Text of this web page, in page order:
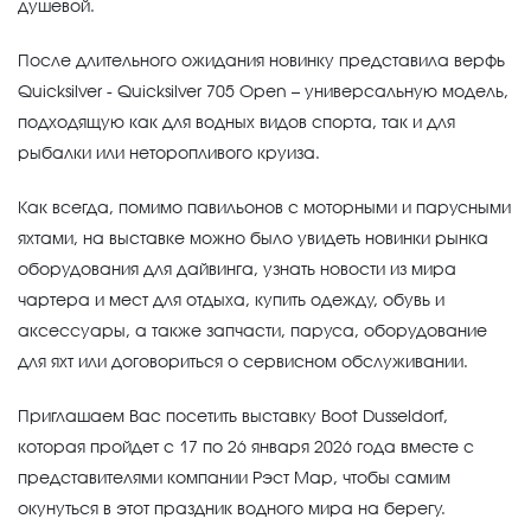
душевой.
После длительного ожидания новинку представила верфь
Quicksilver - Quicksilver 705 Open – универсальную модель,
подходящую как для водных видов спорта, так и для
рыбалки или неторопливого круиза.
Как всегда, помимо павильонов с моторными и парусными
яхтами, на выставке можно было увидеть новинки рынка
оборудования для дайвинга, узнать новости из мира
чартера и мест для отдыха, купить одежду, обувь и
аксессуары, а также запчасти, паруса, оборудование
для яхт или договориться о сервисном обслуживании.
Приглашаем Вас посетить выставку Boot Dusseldorf,
которая пройдет с 17 по 26 января 2026 года вместе с
представителями компании Рэст Мар, чтобы самим
окунуться в этот праздник водного мира на берегу.